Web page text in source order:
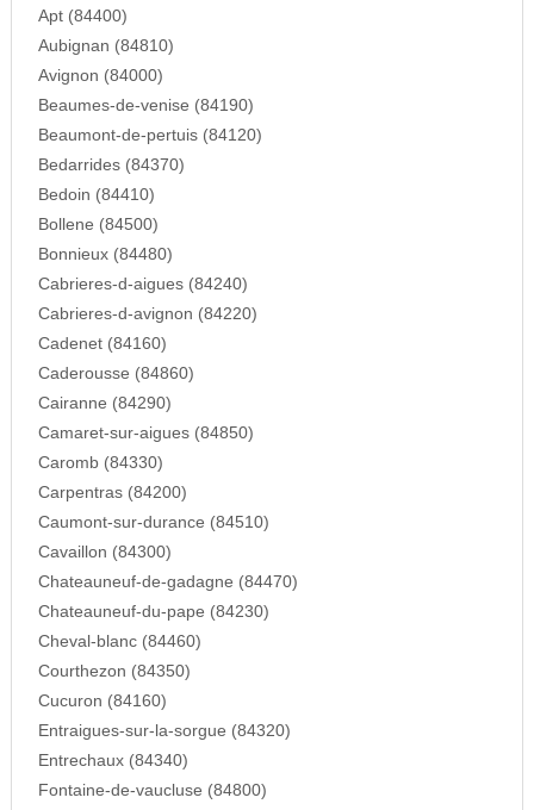
Apt (84400)
Aubignan (84810)
Avignon (84000)
Beaumes-de-venise (84190)
Beaumont-de-pertuis (84120)
Bedarrides (84370)
Bedoin (84410)
Bollene (84500)
Bonnieux (84480)
Cabrieres-d-aigues (84240)
Cabrieres-d-avignon (84220)
Cadenet (84160)
Caderousse (84860)
Cairanne (84290)
Camaret-sur-aigues (84850)
Caromb (84330)
Carpentras (84200)
Caumont-sur-durance (84510)
Cavaillon (84300)
Chateauneuf-de-gadagne (84470)
Chateauneuf-du-pape (84230)
Cheval-blanc (84460)
Courthezon (84350)
Cucuron (84160)
Entraigues-sur-la-sorgue (84320)
Entrechaux (84340)
Fontaine-de-vaucluse (84800)